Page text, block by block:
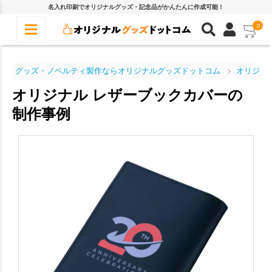
名入れ印刷でオリジナルグッズ・記念品がかんたんに作成可能！
0
グッズ・ノベルティ製作ならオリジナルグッズドットコム オリジナ
オリジナル レザーブックカバーの
制作事例